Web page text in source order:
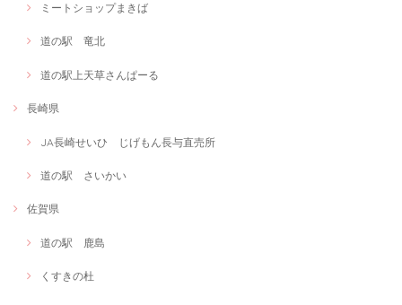
ミートショップまきば
道の駅 竜北
道の駅上天草さんぱーる
長崎県
JA長崎せいひ じげもん長与直売所
道の駅 さいかい
佐賀県
道の駅 鹿島
くすきの杜